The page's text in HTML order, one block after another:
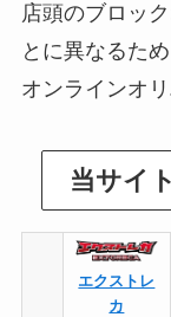
店頭のブロッ
とに異なるた
オンラインオ
当サイ
エクストレ
カ